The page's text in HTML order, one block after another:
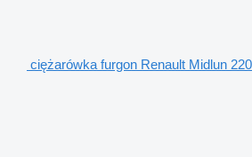
ciężarówka furgon Renault Midlun 220